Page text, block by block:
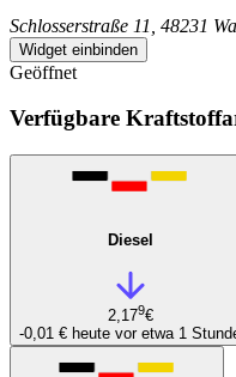
Schlosserstraße 11, 48231
Widget einbinden
Geöffnet
Verfügbare
Diesel
2,179€
-0,01 € heute vor etwa 1